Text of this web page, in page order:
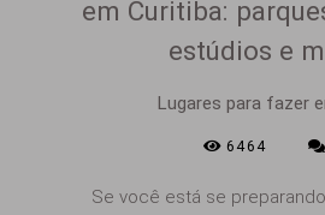
em Curitiba:
estúdios e
Lugares para fazer
6464
Se você está se